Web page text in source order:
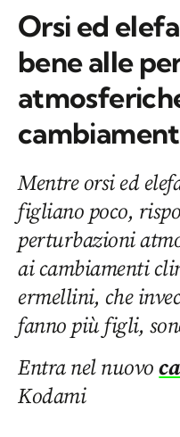
Orsi ed
bene alle
Mentre orsi ed
figliano poco,
perturbazioni
ai cambiamenti
ermellini, che
fanno più figli,
Entra nel nuovo
Kodami